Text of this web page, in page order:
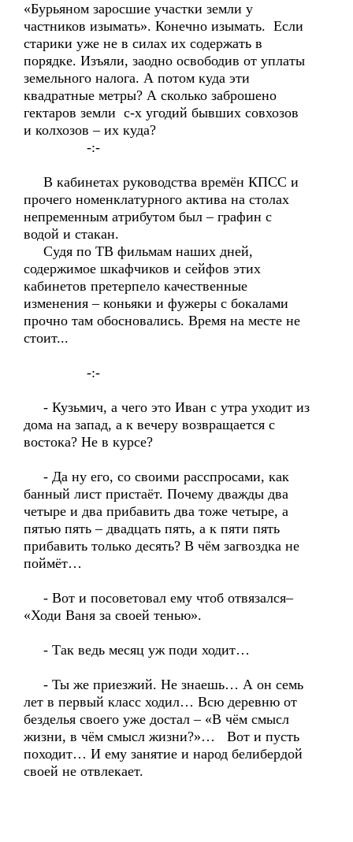
«Бурьяном заросшие участки земли у
частников изымать». Конечно изымать. Если
старики уже не в силах их содержать в
порядке. Изъяли, заодно освободив от уплаты
земельного налога. А потом куда эти
квадратные метры? А сколько заброшено
гектаров земли с-х угодий бывших совхозов
и колхозов – их куда?
-:-
В кабинетах руководства времён КПСС и
прочего номенклатурного актива на столах
непременным атрибутом был – графин с
водой и стакан.
Судя по ТВ фильмам наших дней,
содержимое шкафчиков и сейфов этих
кабинетов претерпело качественные
изменения – коньяки и фужеры с бокалами
прочно там обосновались. Время на месте не
стоит...
-:-
- Кузьмич, а чего это Иван с утра уходит из
дома на запад, а к вечеру возвращается с
востока? Не в курсе?
- Да ну его, со своими расспросами, как
банный лист пристаёт. Почему дважды два
четыре и два прибавить два тоже четыре, а
пятью пять – двадцать пять, а к пяти пять
прибавить только десять? В чём загвоздка не
поймёт…
- Вот и посоветовал ему чтоб отвязался–
«Ходи Ваня за своей тенью».
- Так ведь месяц уж поди ходит…
- Ты же приезжий. Не знаешь… А он семь
лет в первый класс ходил… Всю деревню от
безделья своего уже достал – «В чём смысл
жизни, в чём смысл жизни?»… Вот и пусть
походит… И ему занятие и народ белибердой
своей не отвлекает.